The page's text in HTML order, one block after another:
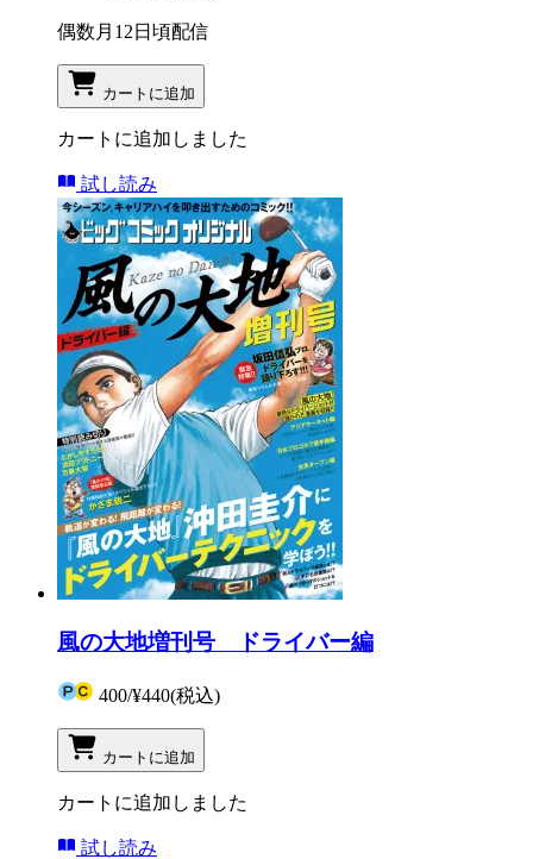
偶数月12日頃配信
カートに追加
カートに追加しました
試し読み
風の大地増刊号 ドライバー編
400/¥440(税込)
カートに追加
カートに追加しました
試し読み